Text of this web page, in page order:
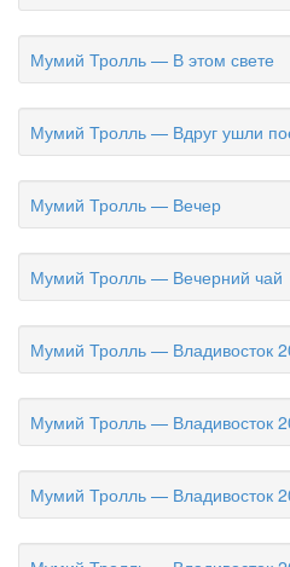
Мумий Тролль — В этом свете
Мумий Тролль — Вдруг ушли
Мумий Тролль — Вечер
Мумий Тролль — Вечерний чай
Мумий Тролль — Владивосток
Мумий Тролль — Владивосток
Мумий Тролль — Владивосток